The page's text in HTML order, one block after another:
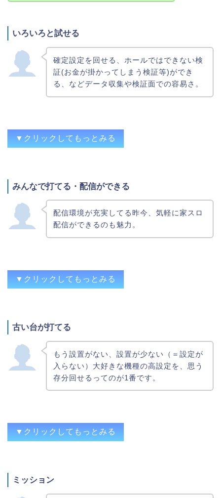
存分回せるってのが1番です。
確定設定を回せる、ホールではできない検
証(お金が掛かってしまう検証等)ができ
る、などデータ収集や検証面での容易さ。
た。
いろいろと試せる
確定設定を回せる、ホールではできない検
証(お金が掛かってしまう検証等)ができ
る、などデータ収集や検証面での容易さ。
▼クリックしてもっとみる
好きな曲やまだ見てない演出、そして好き
な打ち方が出来ること
食べながら、お酒飲みながらなどホールで
は出来ない遊戯ができること。現行機種な
好きな時に打てる。技術介入機なら練習も
できる。
出目の確認だったり押し順の研究だったり
確定設定を回せる、ホールではできない検
証(お金が掛かってしまう検証等)ができ
る、などデータ収集や検証面での容易さ。
ホールでは出来ない不利益な打ち方が可能
好きな時に好きなだけパチスロが出来る。
自分で解析するのにコストが初期投資だけ
みんなで打てる・配信ができる
配信環境が充実してる昨今、気軽に家スロ
配信ができるのも魅力。
▼クリックしてもっとみる
いろんな設定や回転数でも遊べる家族で楽
しめる
友人とワイワイやれるのは良い
配信環境が充実してる昨今、気軽に家スロ
配信ができるのも魅力。
家スロ持ち同士で対戦会等
みんなでワイワイ、お金が減らない
古い台が打てる
もう設置がない、設置が少ない（＝設定が
入らない）大好きな機種の高設定を、思う
存分回せるってのが1番です。
▼クリックしてもっとみる
撤去されても打てる
もう設置がない、設置が少ない（＝設定が
ミッション